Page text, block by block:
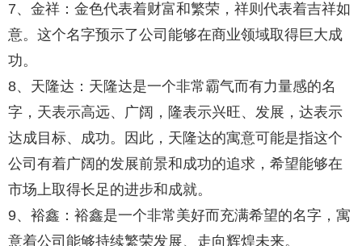
7、金祥：金色代表着财富和繁荣，祥则代表着吉祥如
意。这个名字预示了公司能够在商业领域取得巨大成
功。
8、天隆达：天隆达是一个非常霸气而有力量感的名
字，天表示高远、广阔，隆表示兴旺、发展，达表示
达成目标、成功。因此，天隆达的寓意可能是指这个
公司有着广阔的发展前景和成功的追求，希望能够在
市场上取得长足的进步和成就。
9、裕鑫：裕鑫是一个非常美好而充满希望的名字，寓
意着公司能够持续繁荣发展、走向辉煌未来。